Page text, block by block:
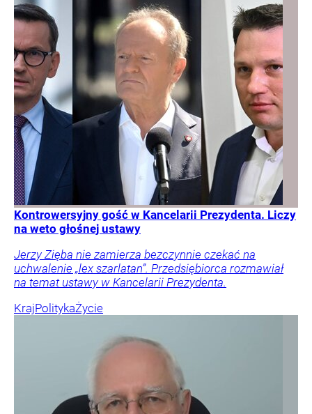
Kontrowersyjny gość w Kancelarii Prezydenta. Liczy
na weto głośnej ustawy
Jerzy Zięba nie zamierza bezczynnie czekać na
uchwalenie „lex szarlatan”. Przedsiębiorca rozmawiał
na temat ustawy w Kancelarii Prezydenta.
KrajPolitykaŻycie